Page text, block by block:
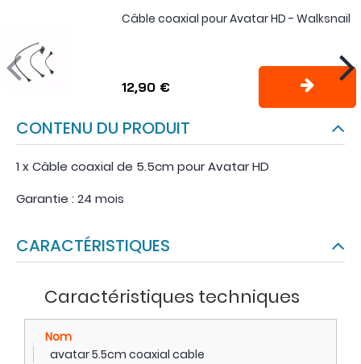
Câble coaxial pour Avatar HD - Walksnail
12,90 €
CONTENU DU PRODUIT
1 x Câble coaxial de 5.5cm pour Avatar HD
Garantie : 24 mois
CARACTÉRISTIQUES
Caractéristiques techniques
Nom
avatar 5.5cm coaxial cable